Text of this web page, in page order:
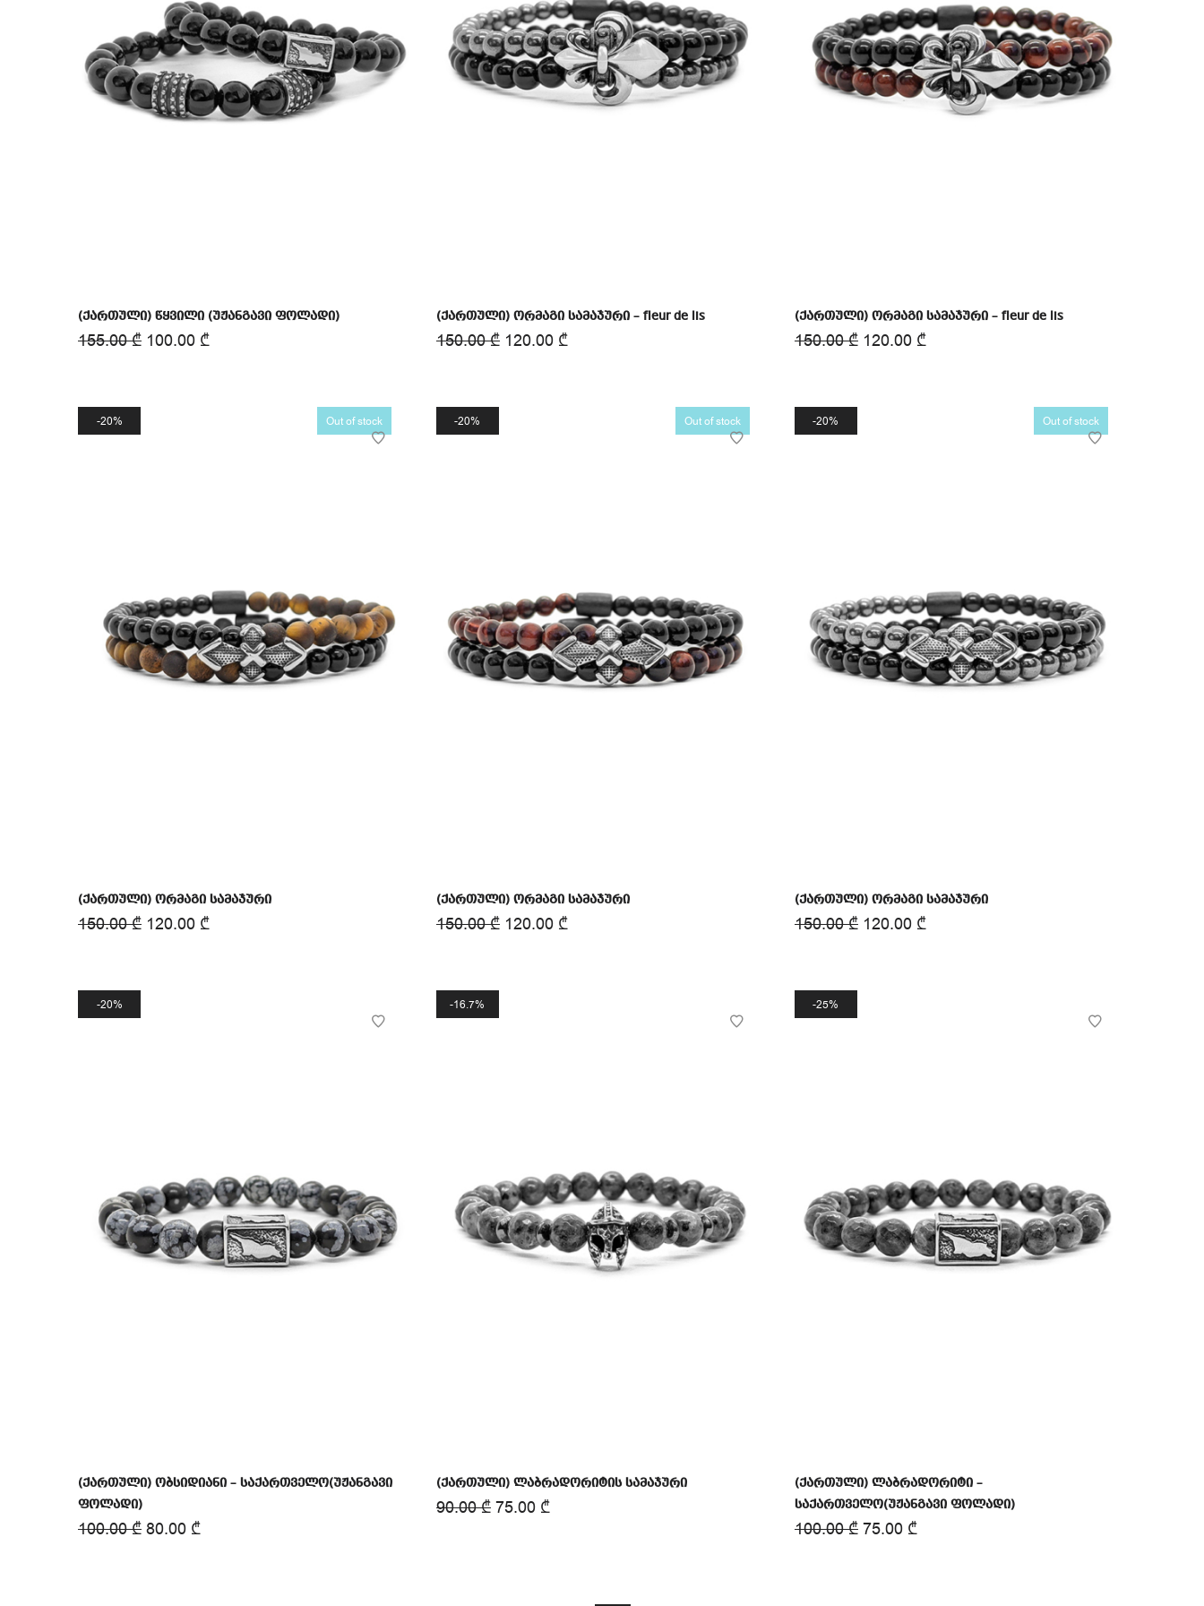
(ქართული) წყვილი (უჟანგავი ფოლადი)
155.00₾ 100.00 ₾
(ქართული) ორმაგი სამაჯური – fleur de lis
150.00₾ 120.00 ₾
(ქართული) ორმაგი სამაჯური – fleur de lis
150.00₾ 120.00 ₾
20% Out of stock
(ქართული) ორმაგი სამაჯური
150.00₾ 120.00 ₾
20% Out of stock
(ქართული) ორმაგი სამაჯური
150.00₾ 120.00 ₾
20% Out of stock
(ქართული) ორმაგი სამაჯური
150.00₾ 120.00 ₾
20%
(ქართული) ობსიდიანი – საქართველო(უჟანგავი
ფოლადი)
100.00₾ 80.00 ₾
16.7%
(ქართული) ლაბრადორიტის სამაჯური
90.00₾ 75.00 ₾
25%
(ქართული) ლაბრადორიტი –
საქართველო(უჟანგავი ფოლადი)
100.00₾ 75.00 ₾